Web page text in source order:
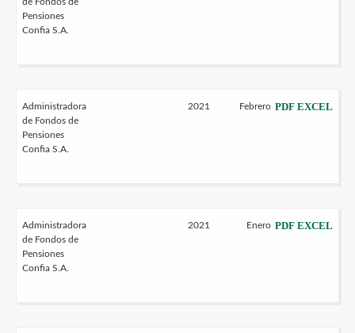
Pensiones
Confia S.A.
Administradora
de Fondos de
Pensiones
Confia S.A.
2021 Febrero PDF EXCEL
Administradora
de Fondos de
Pensiones
Confia S.A.
2021 Enero PDF EXCEL